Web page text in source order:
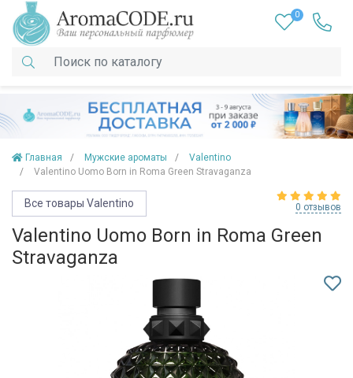
0
Главная Мужские ароматы
Valentino
Valentino Uomo Born in Roma Green Stravaganza
Все товары Valentino 0 отзывов
Valentino Uomo Born in Roma Green
Stravaganza